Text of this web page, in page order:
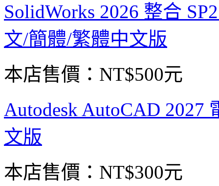
SolidWorks 2026 整合
文/簡體/繁體中文版
本店售價： NT$500元
Autodesk AutoCAD
文版
本店售價： NT$300元